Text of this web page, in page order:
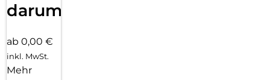
darum!
ab 0,00 €
inkl. MwSt.
Mehr